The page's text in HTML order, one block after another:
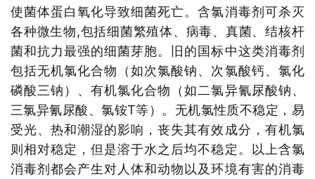
使菌体蛋白氧化导致细菌死亡。含氯消毒剂可杀灭
各种微生物,包括细菌繁殖体、病毒、真菌、结核杆
菌和抗力最强的细菌芽胞。旧的国标中这类消毒剂
包括无机氯化合物（如次氯酸钠、次氯酸钙、氯化
磷酸三钠）、有机氯化合物（如二氯异氰尿酸钠、
三氯异氰尿酸、氯铵T等）。无机氯性质不稳定，易
受光、热和潮湿的影响，丧失其有效成分，有机氯
则相对稳定，但是溶于水之后均不稳定。以上含氯
消毒剂都会产生对人体和动物以及环境有害的消毒